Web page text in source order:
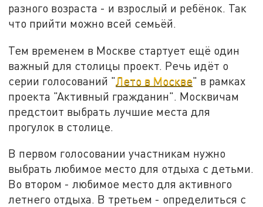
разного возраста - и взрослый и ребёнок. Так
что прийти можно всей семьёй.
Тем временем в Москве стартует ещё один
важный для столицы проект. Речь идёт о
серии голосований "Лето в Москве" в рамках
проекта "Активный гражданин". Москвичам
предстоит выбрать лучшие места для
прогулок в столице.
В первом голосовании участникам нужно
выбрать любимое место для отдыха с детьми.
Во втором - любимое место для активного
летнего отдыха. В третьем - определиться с